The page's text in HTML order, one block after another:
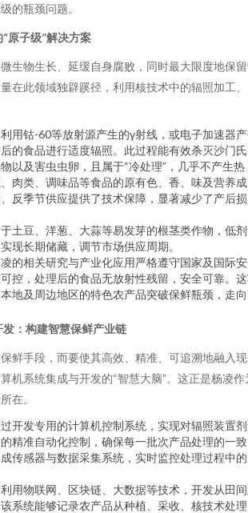
的瓶颈问题。
原子级”解决方案
生物生长、延缓自身腐败，同时最大限度地保
在此领域独辟蹊径，利用核技术中的辐照加工
利用钴-60等放射源产生的γ射线，或电子加速器
的食品进行适度辐照。此过程能有效杀灭沙门氏
以及害虫虫卵，且属于“冷处理”，几乎不产生热
肉类、调味品等食品的原有色、香、味及营养成
反季节供应提供了技术保障，显著减少了产后损
于土豆、洋葱、大蒜等易发芽的根茎类作物，低
现长期储藏，调节市场供应周期。
凌的相关研究与产业化应用严格遵守国家及国际
控，处理后的食品无放射性残留，安全可靠。
地及周边地区的特色农产品突破保鲜瓶颈，走
：构建智慧保鲜产业链
鲜手段，而要使其高效、精准、可追溯地融入
机系统集成与开发的“智慧大脑”。这正是杨凌作
在。
开发专用的计算机控制系统，实现对辐照装置
精准自动化控制，确保每一批次产品处理的一致
传感器与数据采集系统，实时监控处理过程中
利用物联网、区块链、大数据等技术，开发从田
系统能够记录农产品从种植、采收、核技术处